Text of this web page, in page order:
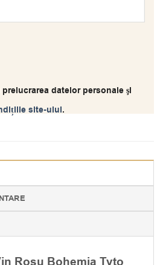
datelor personale şi
site-ului.